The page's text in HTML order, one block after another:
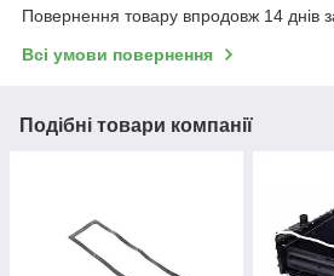
Повернення товару впродовж 14 днів
Всі умови повернення
Подібні товари компанії